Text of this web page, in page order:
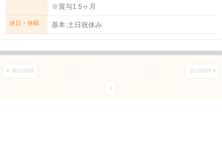
※賞与1.5ヶ月
休日・休暇 基本:土日祝休み
前の30件 次の30件
1